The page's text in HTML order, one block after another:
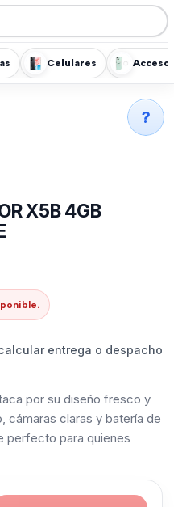
Celulares
X5B 4GB
entrega o despacho
por su diseño fresco y
cámaras claras y batería de
perfecto para quienes
?